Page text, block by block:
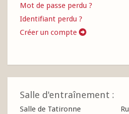
Mot de passe perdu ?
Identifiant perdu ?
Créer un compte
Salle d'entraînement :
Salle de Tatironne